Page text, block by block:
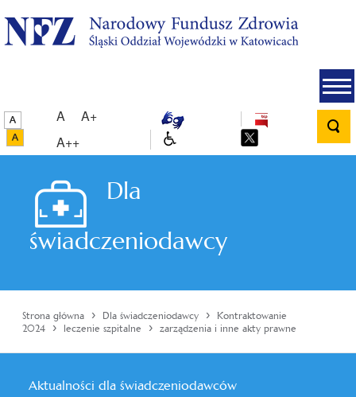
A
A+
A++
Dla
świadczeniodawcy
Strona główna › Dla świadczeniodawcy › Kontraktowanie
2024
› leczenie szpitalne › zarządzenia i inne akty prawne
Aktualności dla świadczeniodawców